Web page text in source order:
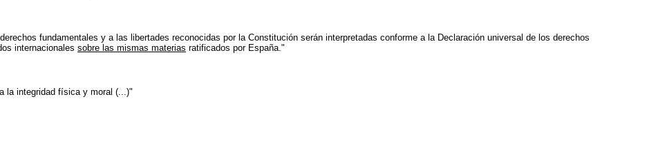
fundamentales y a las libertades reconocidas por la Constitución serán interpretadas conforme a la Declaración universal de los derechos
internacionales sobre las mismas materias ratificados por España."
la integridad física y moral (...)"